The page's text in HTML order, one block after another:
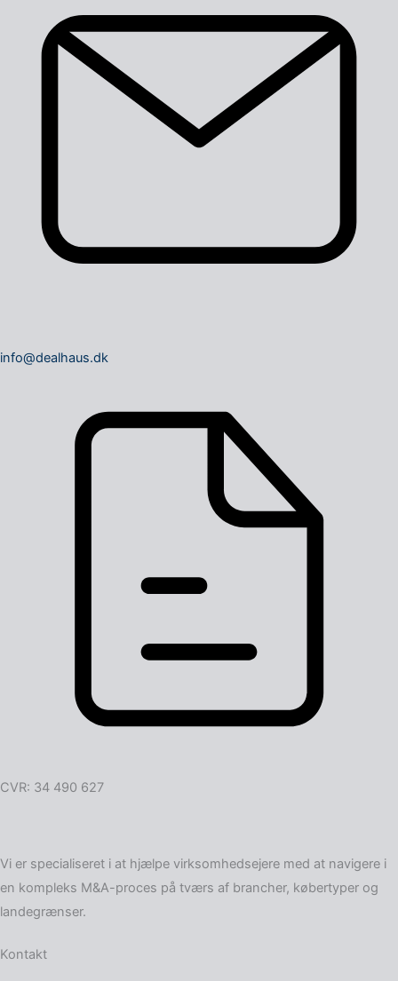
info@dealhaus.dk
CVR: 34 490 627
Vi er specialiseret i at hjælpe virksomheds­ejere med at navigere i
en kompleks M&A-proces på tværs af brancher, købertyper og
landegrænser.
Kontakt